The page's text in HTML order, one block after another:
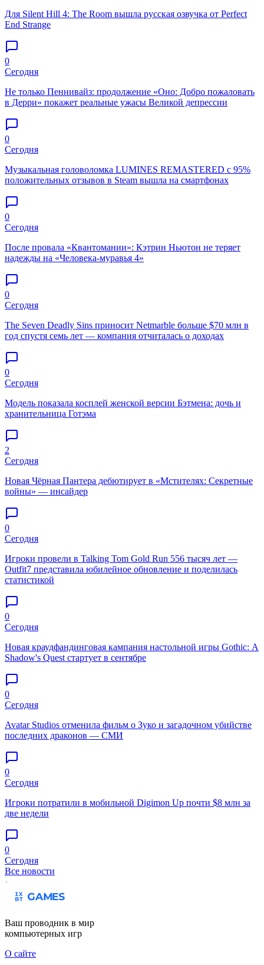
Для Silent Hill 4: The Room вышла русская озвучка от Perfect
End Strange
0
Сегодня
Не только Пеннивайз: продолжение «Оно: Добро пожаловать
в Дерри» покажет реальные ужасы Великой депрессии
0
Сегодня
Музыкальная головоломка LUMINES REMASTERED с 95%
положительных отзывов в Steam вышла на смартфонах
0
Сегодня
После провала «Квантомании»: Кэтрин Ньютон не теряет
надежды на «Человека-муравья 4»
0
Сегодня
The Seven Deadly Sins приносит Netmarble больше $70 млн в
год спустя семь лет — компания отчиталась о доходах
0
Сегодня
Модель показала косплей женской версии Бэтмена: дочь и
хранительница Готэма
2
Сегодня
Новая Чёрная Пантера дебютирует в «Мстителях: Секретные
войны» — инсайдер
0
Сегодня
Игроки провели в Talking Tom Gold Run 556 тысяч лет —
Outfit7 представила юбилейное обновление и поделилась
статистикой
0
Сегодня
Новая краудфандинговая кампания настольной игры Gothic: A
Shadow's Quest стартует в сентябре
0
Сегодня
Avatar Studios отменила фильм о Зуко и загадочном убийстве
последних драконов — СМИ
0
Сегодня
Игроки потратили в мобильной Digimon Up почти $8 млн за
две недели
0
Сегодня
Все новости
Ваш проводник в мир
компьютерных игр
О сайте